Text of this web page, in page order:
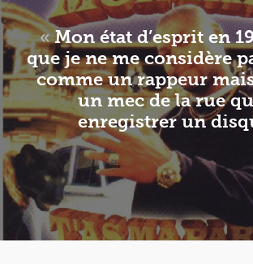
«Mon état d’esprit en
que je ne me considère
comme un rappeur
un mec de la rue
enregistrer un